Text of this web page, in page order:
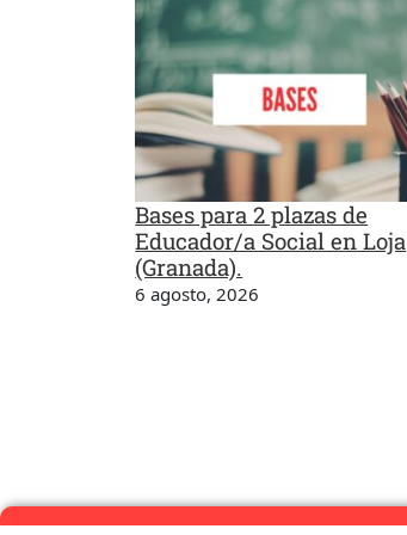
Bases para 2 plazas de
Educador/a Social en Loja
(Granada).
6 agosto, 2026